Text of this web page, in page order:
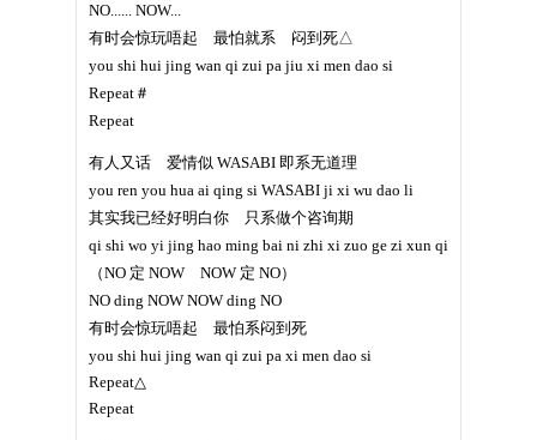
NO...... NOW...
有时会惊玩唔起 最怕就系 闷到死△
you shi hui jing wan qi zui pa jiu xi men dao si
Repeat＃
Repeat
有人又话 爱情似 WASABI 即系无道理
you ren you hua ai qing si WASABI ji xi wu dao li
其实我已经好明白你 只系做个咨询期
qi shi wo yi jing hao ming bai ni zhi xi zuo ge zi xun qi
（NO 定 NOW NOW 定 NO）
NO ding NOW NOW ding NO
有时会惊玩唔起 最怕系闷到死
you shi hui jing wan qi zui pa xi men dao si
Repeat△
Repeat